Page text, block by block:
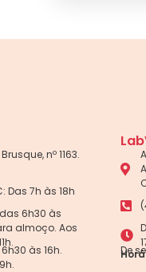
nº 1163.
Das 7h às 18h
6h30 às
almoço. Aos
às 16h.
De